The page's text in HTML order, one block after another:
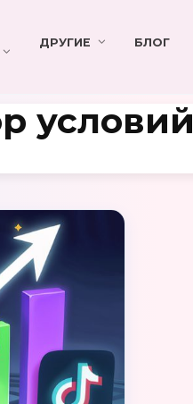
ДРУГИЕ БЛОГ
условий